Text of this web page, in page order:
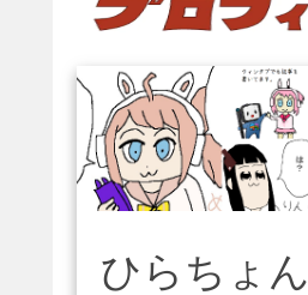
ひらちょん